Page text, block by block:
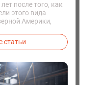
после того, как
этого вида
Америки,
с фенотипом
статьи